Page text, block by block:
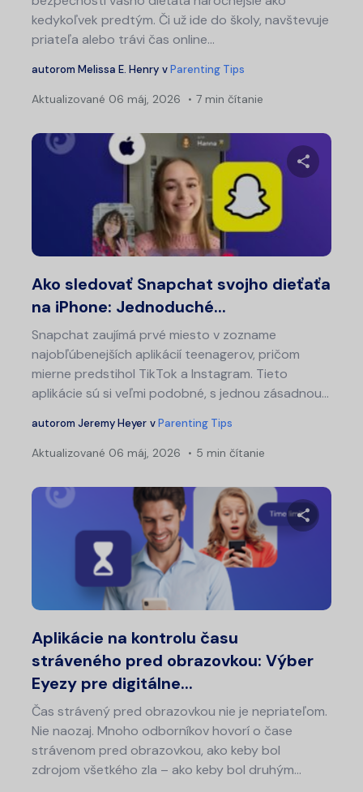
kedykoľvek predtým. Či už ide do školy, navštevuje
priateľa alebo trávi čas online...
autorom Melissa E. Henry vParenting Tips
Aktualizované 06 máj, 2026 7 min čítanie
Ako sledovať Snapchat svojho dieťaťa
na iPhone: Jednoduché...
Snapchat zaujímá prvé miesto v zozname
najobľúbenejších aplikácií teenagerov, pričom
mierne predstihol TikTok a Instagram. Tieto
aplikácie sú si veľmi podobné, s jednou zásadnou...
autorom Jeremy Heyer vParenting Tips
Aktualizované 06 máj, 2026 5 min čítanie
Aplikácie na kontrolu času
stráveného pred obrazovkou: Výber
Eyezy pre digitálne...
Čas strávený pred obrazovkou nie je nepriateľom.
Nie naozaj. Mnoho odborníkov hovorí o čase
strávenom pred obrazovkou, ako keby bol
zdrojom všetkého zla – ako keby bol druhým...